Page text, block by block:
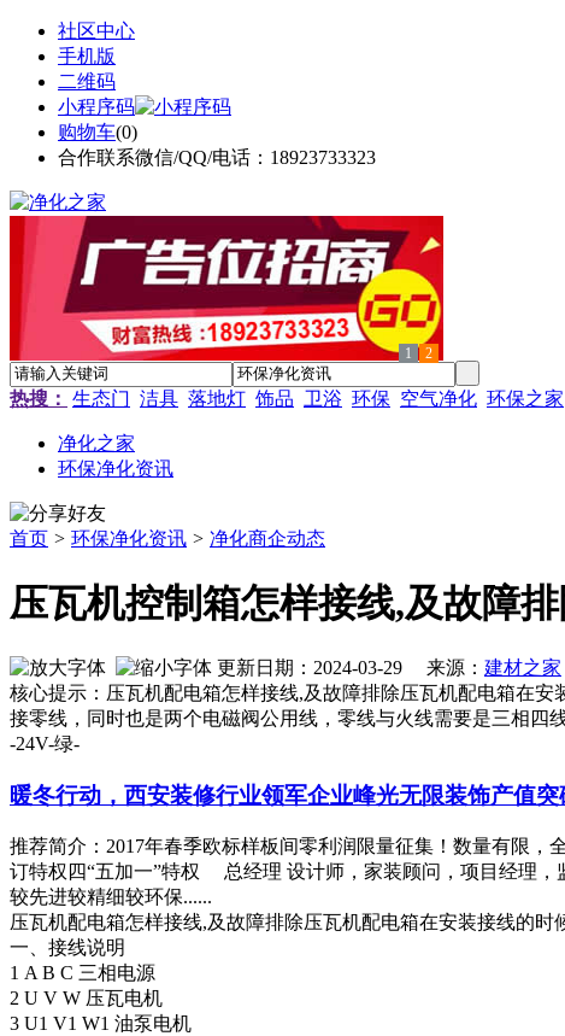
社区中心
手机版
二维码
小程序码
购物车(0)
合作联系微信/QQ/电话：18923733323
1 2
热搜： 生态门 洁具 落地灯 饰品 卫浴 环保 空气净化 环保之家
净化之家
环保净化资讯
首页 > 环保净化资讯 > 净化商企动态
压瓦机控制箱怎样接线,及故障
更新日期：2024-03-29 来源： 建材之家
核心提示：压瓦机配电箱怎样接线,及故障排除压瓦机配电箱在
接零线，同时也是两个电磁阀公用线，零线与火线需要是三相四
-24V-绿-
暖冬行动，西安装修行业领军企业峰光无限装饰产值突
推荐简介：2017年春季欧标样板间零利润限量征集！数量有限
订特权四“五加一”特权 总经理 设计师，家装顾问，项目经理
较先进较精细较环保......
压瓦机配电箱怎样接线,及故障排除压瓦机配电箱在安装接线的时
一、接线说明
1 A B C 三相电源
2 U V W 压瓦电机
3 U1 V1 W1 油泵电机